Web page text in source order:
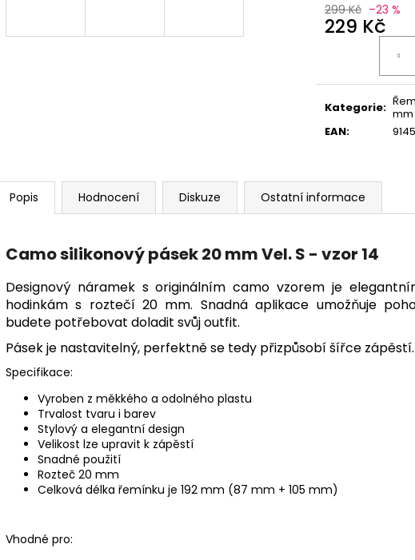
299 Kč –23 %
229 Kč
Kategorie: mm
EAN:
Popis Hodnocení Diskuze Ostatní informace
Camo silikonový pásek 20 mm Vel. S - vzor 14
Designový náramek s originálním camo vzorem je
hodinkám s roztečí 20 mm. Snadná aplikace umožňuje
budete potřebovat doladit svůj outfit.
Pásek je nastavitelný, perfektně se tedy přizpůsobí šířce zápěstí.
Specifikace:
Vyroben z měkkého a odolného plastu
Trvalost tvaru i barev
Stylový a elegantní design
Velikost lze upravit k zápěstí
Snadné použití
Rozteč 20 mm
Celková délka řemínku je 192 mm (87 mm + 105 mm)
Vhodné pro: